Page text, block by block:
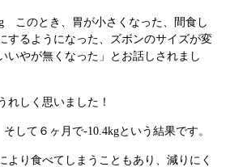
このとき、胃が小さくなった、間食し
するようになった、ズボンのサイズが変
いやが無くなった」とお話しされまし
れしく思いました！
して６ヶ月で-10.4kgという結果です。
より食べてしまうこともあり、減りにく